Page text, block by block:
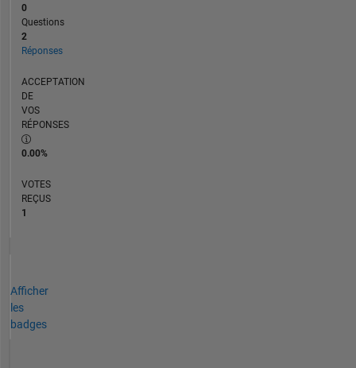
0
Questions
2
Réponses
ACCEPTATION
DE
VOS
RÉPONSES
0.00%
VOTES
REÇUS
1
Afficher
les
badges